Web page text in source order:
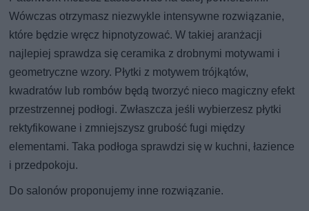
Wówczas otrzymasz niezwykle intensywne rozwiązanie,
które będzie wręcz hipnotyzować. W takiej aranżacji
najlepiej sprawdza się ceramika z drobnymi motywami i
geometryczne wzory. Płytki z motywem trójkątów,
kwadratów lub rombów będą tworzyć nieco magiczny efekt
przestrzennej podłogi. Zwłaszcza jeśli wybierzesz płytki
rektyfikowane i zmniejszysz grubość fugi między
elementami. Taka podłoga sprawdzi się w kuchni, łazience
i przedpokoju.
Do salonów proponujemy inne rozwiązanie.